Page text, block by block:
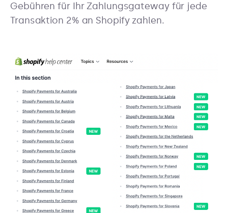
Gebühren für Ihr Zahlungsgateway für jede
Transaktion 2% an Shopify zahlen.